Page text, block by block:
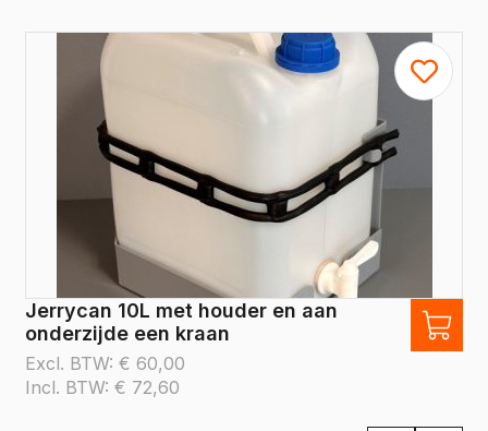
Jerrycan 10L met houder en aan
onderzijde een kraan
Excl. BTW: € 60,00
Incl. BTW: € 72,60